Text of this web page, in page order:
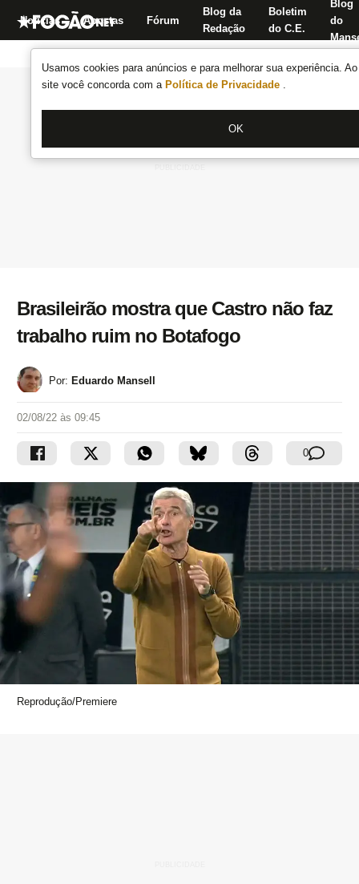
Usamos cookies para anúncios e para melhorar sua experiência.
site você concorda com a Política de Privacidade .
OK
Notícias Apostas Fórum
Blog da
Redação
Boletim
do C.E.
Blog
do
Brasileirão mostra que Castro não faz
trabalho ruim no Botafogo
Por: Eduardo Mansell
02/08/22 às 09:45
0
Reprodução/Premiere